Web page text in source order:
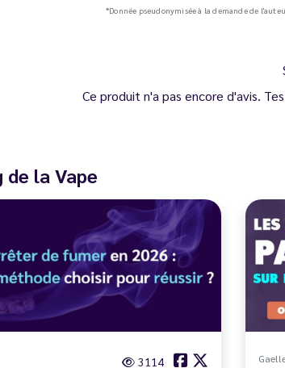
*Donnée pseudonymisée à la demande de
Ce produit n'a pas encore d'avis.
de la Vape
3114